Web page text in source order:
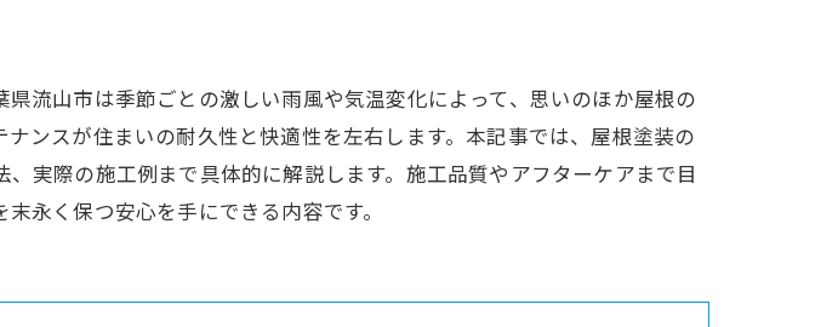
流山市は季節ごとの激しい雨風や気温変化によって、思いのほか屋根の
ンスが住まいの耐久性と快適性を左右します。本記事では、屋根塗装の
実際の施工例まで具体的に解説します。施工品質やアフターケアまで目
永く保つ安心を手にできる内容です。